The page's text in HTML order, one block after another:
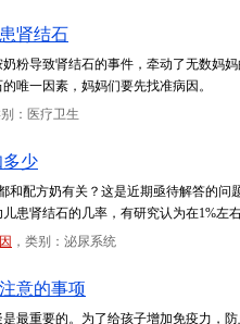
肾结石
粉导致肾结石的事件，牵动了无数妈
唯一因素，妈妈们要先找准病因。
别：医疗卫生
少
和配方奶有关？这是近期亟待解答的
患肾结石的几率，有研究认为在1%左右
，类别：泌尿系统
意的事项
最重要的。为了给孩子增加免疫力，